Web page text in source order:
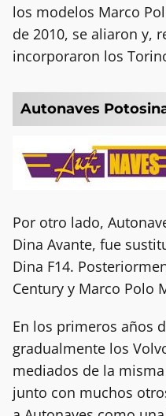
los modelos Marco
de 2010, se aliaron y,
incorporaron los
Autonaves
Por otro lado,
Dina Avante, fue
Dina F14.
Century y Marco Polo
En los primeros años
gradualmente los
mediados de la
junto con muchos